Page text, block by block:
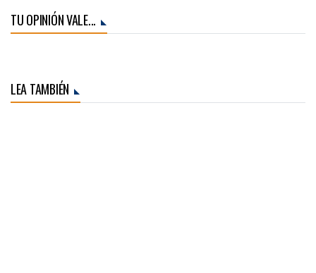
TU OPINIÓN VALE...
LEA TAMBIÉN